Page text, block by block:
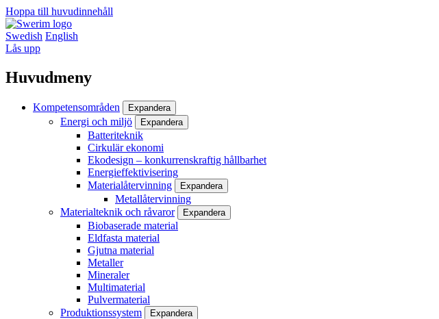
Hoppa till huvudinnehåll
Swedish English
Lås upp
Huvudmeny
Kompetensområden Expandera
Energi och miljö Expandera
Batteriteknik
Cirkulär ekonomi
Ekodesign – konkurrenskraftig hållbarhet
Energieffektivisering
Materialåtervinning
Expandera
Metallåtervinning
Materialteknik och råvaror
Expandera
Biobaserade material
Eldfasta material
Gjutna material
Metaller
Mineraler
Multimaterial
Pulvermaterial
Produktionssystem
Expandera